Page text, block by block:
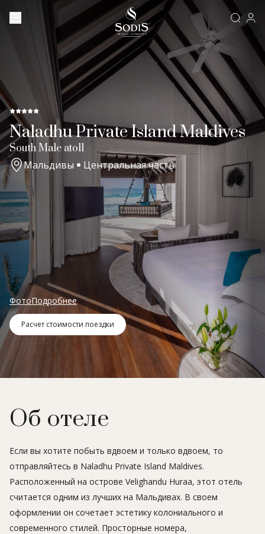
Naladhu Private Island Maldives
South Male atoll
Мальдивы
Центральная часть
ФотоПодробнее
Расчет стоимости поездки
Об отеле
Если вы хотите побыть вдвоем и только вдвоем, то
отправляйтесь в Naladhu Private Island Maldives.
Расположенный на острове Velighandu Huraa, этот отель
считается одним из лучших на Мальдивах. В своем
оформлении он сочетает эстетику колониального и
современного стилей. Просторные номера,